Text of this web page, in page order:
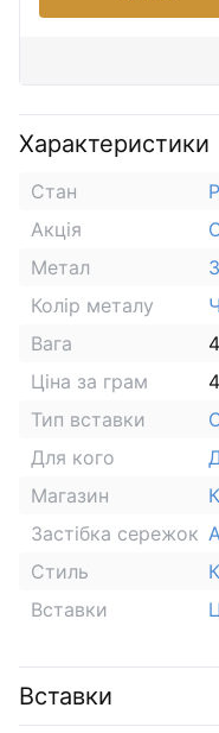
Характеристики
Стан
Акція
Метал
Колір металу
Вага
Ціна за грам
Тип вставки
Для кого
Магазин
Застібка сережок
Стиль
Вставки
Вставки